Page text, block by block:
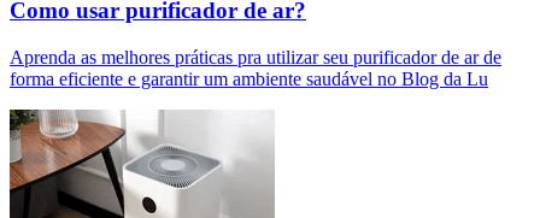
Como usar purificador de ar?
Aprenda as melhores práticas pra utilizar seu purificador de ar de
forma eficiente e garantir um ambiente saudável no Blog da Lu